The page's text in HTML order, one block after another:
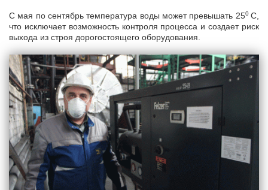
С мая по сентябрь температура воды может превышать 250С,
что исключает возможность контроля процесса и создает риск
выхода из строя дорогостоящего оборудования.